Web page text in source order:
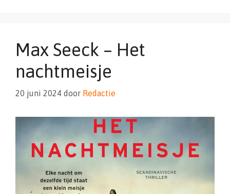
Max Seeck – Het
nachtmeisje
20 juni 2024 door Redactie